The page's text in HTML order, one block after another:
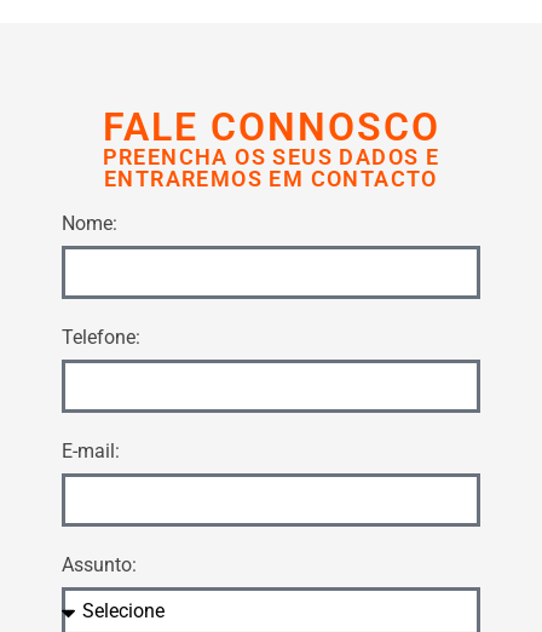
FALE CONNOSCO
PREENCHA OS SEUS DADOS E
ENTRAREMOS EM CONTACTO
Nome:
Telefone:
E-mail:
Assunto: